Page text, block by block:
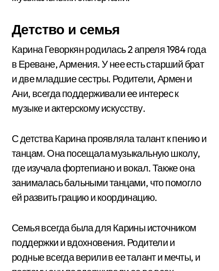
Детство и семья
Карина Геворкян родилась 2 апреля 1984 года
в Ереване, Армения. У нее есть старший брат
и две младшие сестры. Родители, Армен и
Ани, всегда поддерживали ее интерес к
музыке и актерскому искусству.
С детства Карина проявляла талант к пению и
танцам. Она посещала музыкальную школу,
где изучала фортепиано и вокал. Также она
занималась бальными танцами, что помогло
ей развить грацию и координацию.
Семья всегда была для Карины источником
поддержки и вдохновения. Родители и
родные всегда верили в ее талант и мечты, и